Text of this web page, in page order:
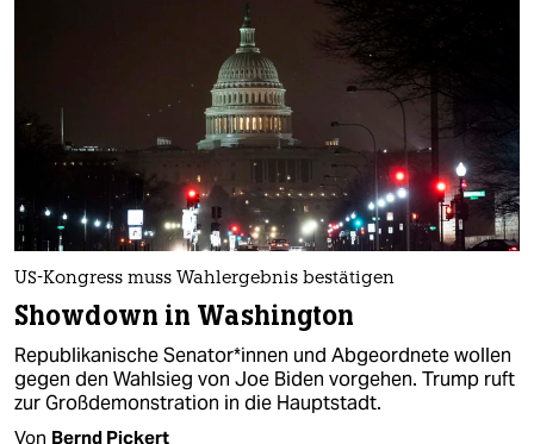
US-Kongress muss Wahlergebnis bestätigen
Showdown in Washington
Republikanische Senator*innen und Abgeordnete wollen
gegen den Wahlsieg von Joe Biden vorgehen. Trump ruft
zur Großdemonstration in die Hauptstadt.
Von Bernd Pickert